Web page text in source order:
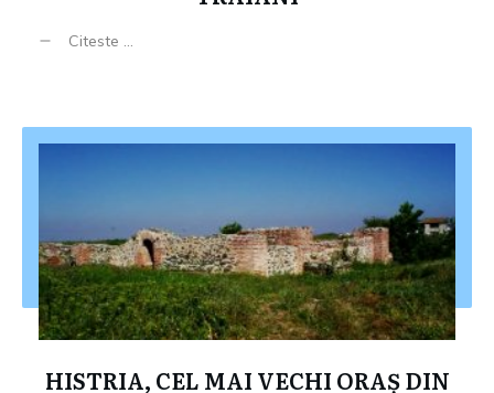
Citeste ...
HISTRIA, CEL MAI VECHI ORAȘ DIN